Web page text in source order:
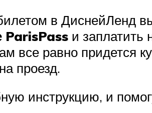
в ДиснейЛенд
ParisPass и заплатить
все равно придется
проезд.
инструкцию, и